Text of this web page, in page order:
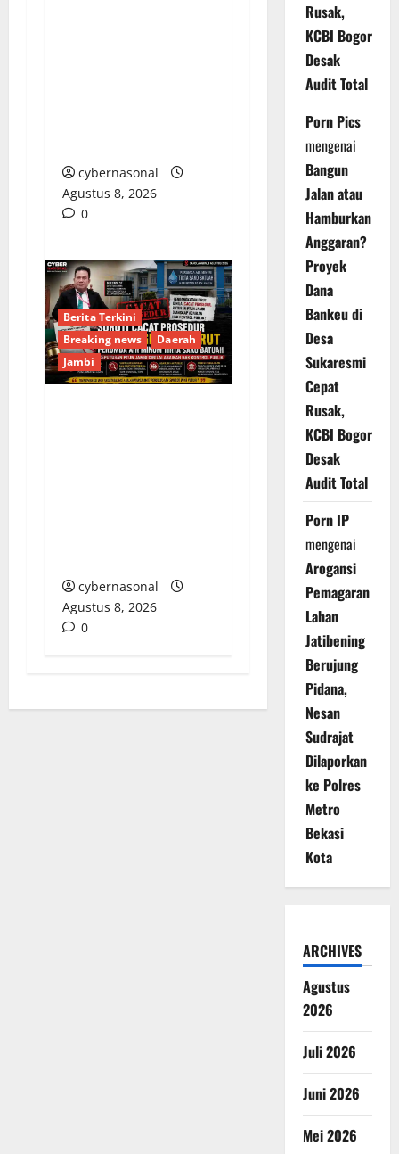
cybernasonal
Agustus 8, 2026
0
Berita Terkini
Breaking news
Daerah
Jambi
cybernasonal
Agustus 8, 2026
0
Rusak,
KCBI Bogor
Desak
Audit Total
Porn Pics
mengenai
Bangun
Jalan atau
Hamburkan
Anggaran?
Proyek
Dana
Bankeu di
Desa
Sukaresmi
Cepat
Rusak,
KCBI Bogor
Desak
Audit Total
Porn IP
mengenai
Arogansi
Pemagaran
Lahan
Jatibening
Berujung
Pidana,
Nesan
Sudrajat
Dilaporkan
ke Polres
Metro
Bekasi
Kota
ARCHIVES
Agustus
2026
Juli 2026
Juni 2026
Mei 2026